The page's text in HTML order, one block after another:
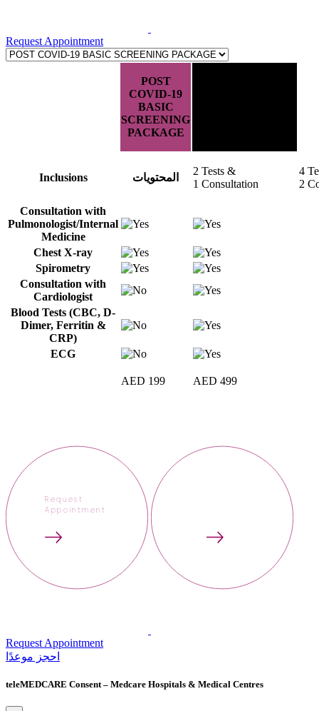
Request Appointment
POST
COVID-19
BASIC
SCREENING
PACKAGE
Inclusions المحتويات
2 Tests &
1 Consultation
4
2
Consultation with
Pulmonologist/Internal
Medicine
Chest X-ray
Spirometry
Consultation with
Cardiologist
Blood Tests (CBC, D-
Dimer, Ferritin &
CRP)
ECG
AED 199 AED 499
Request
Appointment
Request Appointment
احجز‍ موعدًا
teleMEDCARE Consent – Medcare Hospitals & Medical Centres